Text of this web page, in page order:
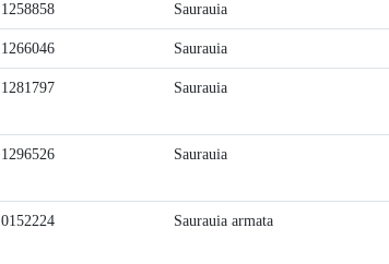
1258858 Saurauia
1266046 Saurauia
1281797 Saurauia
1296526 Saurauia
0152224 Saurauia armata